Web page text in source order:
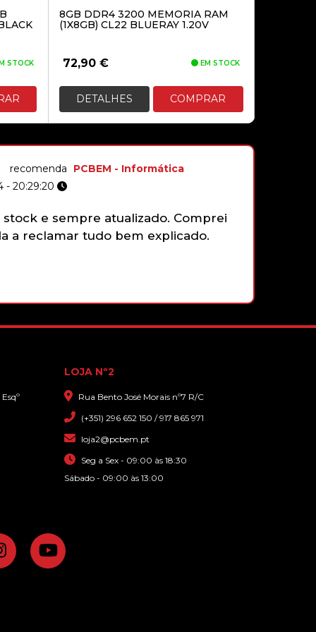
159,90€
ND15TB/PW(RB) UNIVERSAL 1U
32,90€
STOCK
8GB DDR4 3200 MEMORIA RAM
(1X8GB) CL22 BLUERAY 1.20V
72,90 € EM STOCK
DETALHES COMPRAR
recomenda
PCBEM - Informática
- 20:29:20
e sempre atualizado. Comprei
a reclamar tudo bem explicado.
LOJA Nº2
Rua Bento José Morais nº7 R/C
(+351) 296 652 150 / 917 865 971
loja2@pcbem.pt
Seg a Sex - 09:00 às 18:30
Sábado - 09:00 às 13:00